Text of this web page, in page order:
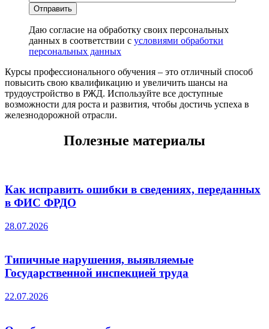
Даю согласие на обработку своих персональных
данных в соответствии с условиями обработки
персональных данных
Курсы профессионального обучения – это отличный способ
повысить свою квалификацию и увеличить шансы на
трудоустройство в РЖД. Используйте все доступные
возможности для роста и развития, чтобы достичь успеха в
железнодорожной отрасли.
Полезные материалы
Как исправить ошибки в сведениях, переданных
в ФИС ФРДО
28.07.2026
Типичные нарушения, выявляемые
Государственной инспекцией труда
22.07.2026